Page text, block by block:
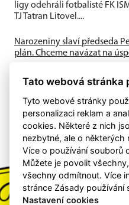
ligy odehráli fotbalisté FK
TJ Tatran Litovel....
Narozeniny slaví předseda
plán. Chceme navázat na
výsledky. A-tým obsadil
Tato webová stránka
Tyto webové stránky
personalizaci reklam a
cookies. Některé z nich
nezbytné, ale o
Více o používání souborů
Můžete je povolit
všechny odmítnout. Více
stránce Zásady používání
Nastavení cookies